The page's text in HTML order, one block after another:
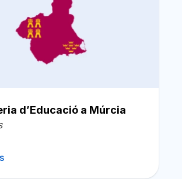
d’Educació a Múrcia